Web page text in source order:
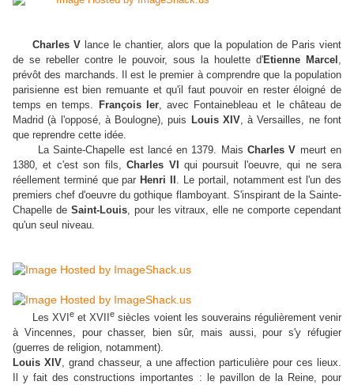
Charles V lance le chantier, alors que la population de Paris vient
de se rebeller contre le pouvoir, sous la houlette d'Etienne Marcel ,
prévôt des marchands. Il est le premier à comprendre que la population
parisienne est bien remuante et qu'il faut pouvoir en rester éloigné de
temps en temps.
François Ier, avec Fontainebleau et le château de
Madrid (à l'opposé, à Boulogne), puis Louis XIV, à Versailles, ne font
que reprendre cette idée.
La Sainte-Chapelle est lancé en 1379. MaisCharles V meurt en
1380, et c'est son fils,Charles VI
qui poursuit l'oeuvre, qui ne sera
réellement terminé que par Henri II . Le portail, notamment est l'un des
premiers chef d'oeuvre du gothique flamboyant. S'inspirant de la Sainte-
Chapelle de Saint-Louis, pour les vitraux, elle ne comporte cependant
qu'un seul niveau.
Les XVIeet XVIIe siècles voient les souverains régulièrement venir
à Vincennes, pour chasser, bien sûr, mais aussi, pour s'y réfugier
(guerres de religion, notamment).
Louis XIV, grand chasseur, a une affection particulière pour ces lieux.
Il y fait des constructions importantes : le pavillon de la Reine, pour